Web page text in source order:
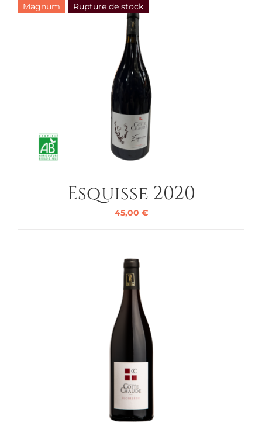
Magnum Rupture de stock
Esquisse 2020
45,00 €